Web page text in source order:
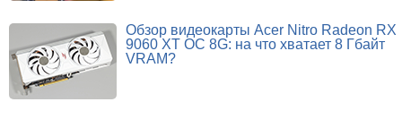
Обзор видеокарты Acer Nitro Radeon RX
9060 XT OC 8G: на что хватает 8 Гбайт
VRAM?